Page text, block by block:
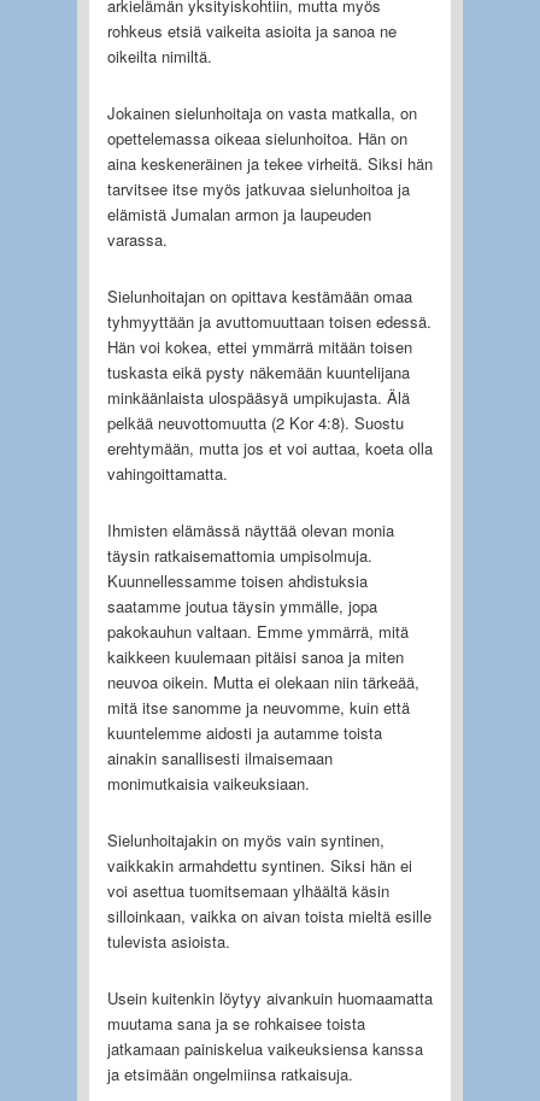
arkielämän yksityiskohtiin, mutta myös
rohkeus etsiä vaikeita asioita ja sanoa ne
oikeilta nimiltä.
Jokainen sielunhoitaja on vasta matkalla, on
opettelemassa oikeaa sielunhoitoa. Hän on
aina keskeneräinen ja tekee virheitä. Siksi hän
tarvitsee itse myös jatkuvaa sielunhoitoa ja
elämistä Jumalan armon ja laupeuden
varassa.
Sielunhoitajan on opittava kestämään omaa
tyhmyyttään ja avuttomuuttaan toisen edessä.
Hän voi kokea, ettei ymmärrä mitään toisen
tuskasta eikä pysty näkemään kuuntelijana
minkäänlaista ulospääsyä umpikujasta. Älä
pelkää neuvottomuutta (2 Kor 4:8). Suostu
erehtymään, mutta jos et voi auttaa, koeta olla
vahingoittamatta.
Ihmisten elämässä näyttää olevan monia
täysin ratkaisemattomia umpisolmuja.
Kuunnellessamme toisen ahdistuksia
saatamme joutua täysin ymmälle, jopa
pakokauhun valtaan. Emme ymmärrä, mitä
kaikkeen kuulemaan pitäisi sanoa ja miten
neuvoa oikein. Mutta ei olekaan niin tärkeää,
mitä itse sanomme ja neuvomme, kuin että
kuuntelemme aidosti ja autamme toista
ainakin sanallisesti ilmaisemaan
monimutkaisia vaikeuksiaan.
Sielunhoitajakin on myös vain syntinen,
vaikkakin armahdettu syntinen. Siksi hän ei
voi asettua tuomitsemaan ylhäältä käsin
silloinkaan, vaikka on aivan toista mieltä esille
tulevista asioista.
Usein kuitenkin löytyy aivankuin huomaamatta
muutama sana ja se rohkaisee toista
jatkamaan painiskelua vaikeuksiensa kanssa
ja etsimään ongelmiinsa ratkaisuja.